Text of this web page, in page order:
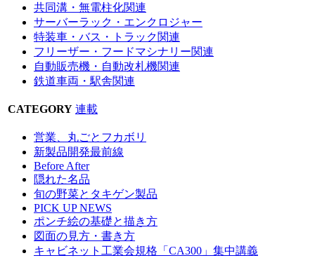
共同溝・無電柱化関連
サーバーラック・エンクロジャー
特装車・バス・トラック関連
フリーザー・フードマシナリー関連
自動販売機・自動改札機関連
鉄道車両・駅舎関連
CATEGORY 連載
営業、丸ごとフカボリ
新製品開発最前線
Before After
隠れた名品
旬の野菜とタキゲン製品
PICK UP NEWS
ポンチ絵の基礎と描き方
図面の見方・書き方
キャビネット工業会規格「CA300」集中講義